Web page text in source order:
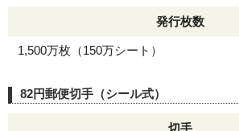
発行枚数
1,500万枚（150万シート）
82円郵便切手（シール式）
切手